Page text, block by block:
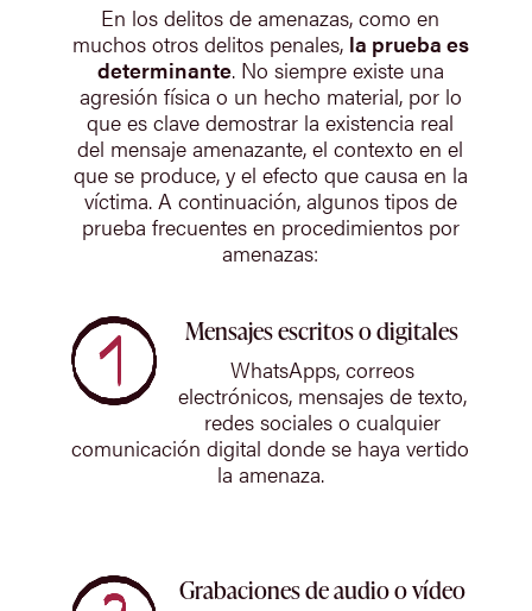
En los delitos de amenazas, como en
muchos otros delitos penales, la prueba es
determinante. No siempre existe una
agresión física o un hecho material, por lo
que es clave demostrar la existencia real
del mensaje amenazante, el contexto en el
que se produce, y el efecto que causa en la
víctima. A continuación, algunos tipos de
prueba frecuentes en procedimientos por
amenazas:
Mensajes escritos o digitales
WhatsApps, correos
electrónicos, mensajes de texto,
redes sociales o cualquier
comunicación digital donde se haya vertido
la amenaza.
Grabaciones de audio o vídeo